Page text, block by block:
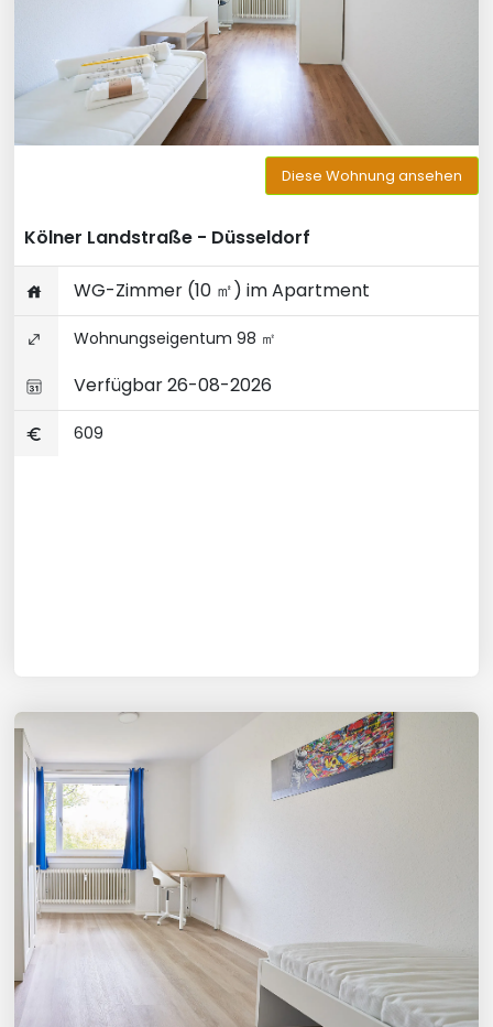
Diese Wohnung ansehen
Kölner Landstraße - Düsseldorf
WG-Zimmer (10 ㎡) im Apartment
Wohnungseigentum 98 ㎡
Verfügbar 26-08-2026
609